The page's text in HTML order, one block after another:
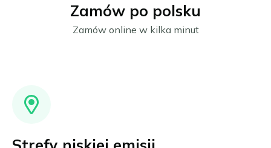
Zamów po polsku
Zamów online w kilka minut